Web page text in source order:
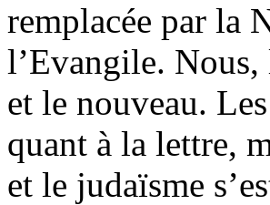
remplacée par la
l’Evangile. Nous,
et le nouveau.
quant à la lettre,
et le judaïsme